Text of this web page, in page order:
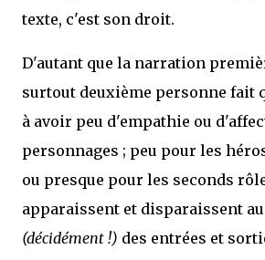
texte, c'est son droit.
D'autant que la narration
surtout deuxième personne fait
à avoir peu d'empathie ou
personnages ; peu pour les
ou presque pour les seconds
apparaissent et disparaissent
(décidément !) des entrées et